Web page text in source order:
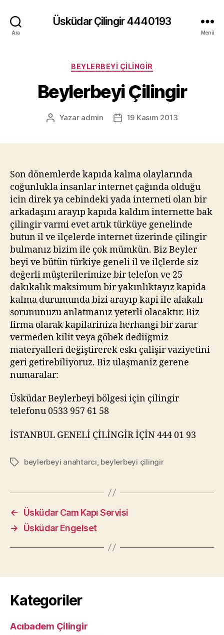
Ara
Üsküdar Çilingir 4440193
Menü
Kategoriler
BEYLERBEYI ÇILINGIR
Beylerbeyi Çilingir
Yazının
Yazar admin
Yazı19 Kasım 2013
Son dönemlerde kapıda kalma olaylarında
coğunlukla insanlar internet çağında olduğu
icin direk ya cebindeki yada interneti olan bir
arkadaşını arayıp kapıda kaldım internette bak
çilingir varmi evet artık türküye genelinde
butun il ve ilçelerde internet üzerinde çilingir
bulmanız bizim ile çok mümkün. Biz Beyler
beyi ve bütün türkiye geneli il ve ilçlerde siz
değerli müşterilerimize bir telefon ve 25
dakıkalık maksimum bir yakınlıktayız kapida
kalma durumunda bizi arayıp kapi ile alakalı
sorununuzu anlatmanız yeterli olacaktır. Biz
firma olarak kapilariniza herhangi bir zarar
vermeden kilit veya göbek dediigmiz
materyalleri değiştirerek eskı çalişir vaziyetini
geri getirebiliyoruz. Biz ulaşmaniz gerene
numaralar:
Üsküdar Beylerbeyi bölgesi için çilingir
telefonu 0533 957 61 58
İSTANBUL GENELİ ÇİLİNGİR İÇİN 444 01 93
Etiketlerbeylerbeyi anahtarcı beylerbeyi çilingir
←
Üsküdar Cam Kapı Servisi
→
Üsküdar Engelset
Kategoriler
Acıbadem Çilingir